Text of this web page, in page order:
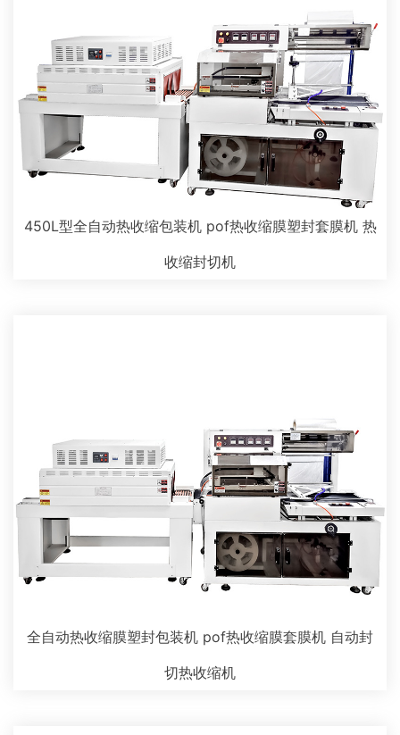
450L型全自动热收缩包装机 pof热收缩膜塑封套膜机 热
收缩封切机
全自动热收缩膜塑封包装机 pof热收缩膜套膜机 自动封
切热收缩机